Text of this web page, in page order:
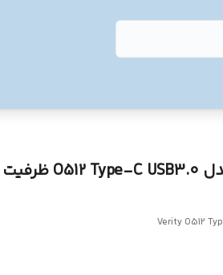
Verity O512